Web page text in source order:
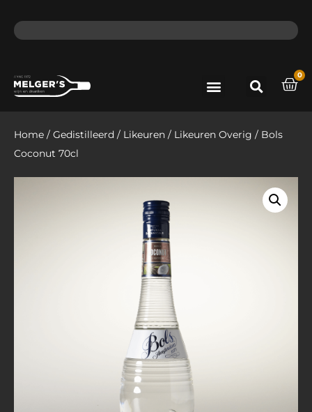
0
Home / Gedistilleerd / Likeuren / Likeuren Overig / Bols
Coconut 70cl